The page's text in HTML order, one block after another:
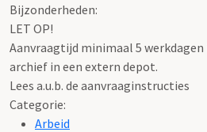
Bijzonderheden:
LET OP!
Aanvraagtijd minimaal 5 werkdagen
archief in een extern depot.
Lees a.u.b. de aanvraaginstructies
Categorie:
Arbeid